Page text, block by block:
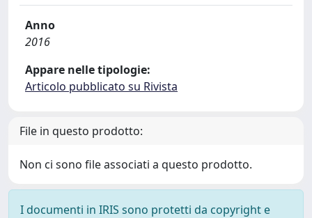
Anno
2016
Appare nelle tipologie:
Articolo pubblicato su Rivista
File in questo prodotto:
Non ci sono file associati a questo prodotto.
I documenti in IRIS sono protetti da copyright e